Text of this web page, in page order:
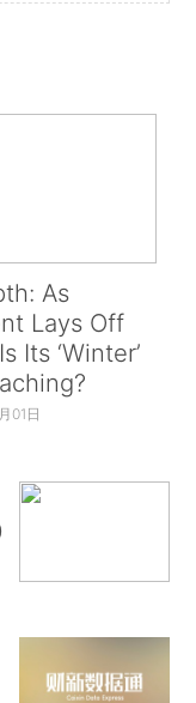
As
Lays Off
Its ‘Winter’
01日